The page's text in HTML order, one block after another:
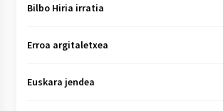
Bilbo Hiria irratia
Erroa argitaletxea
Euskara jendea